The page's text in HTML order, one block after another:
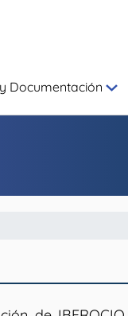
Documentación